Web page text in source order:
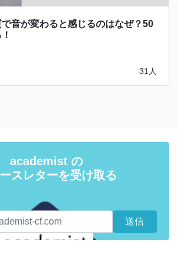
音が変わると感じるのはなぜ？50
31人
academist の
スレターを受け取る